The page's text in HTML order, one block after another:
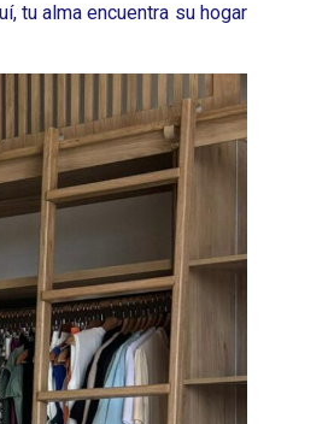
tu alma encuentra su hogar